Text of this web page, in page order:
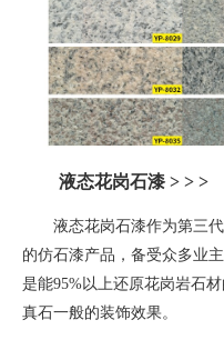
液态花岗石漆 > > >
液态花岗石漆作为第三
的仿石漆产品，备受众多业
是能95%以上还原花岗岩石
真石一般的装饰效果。